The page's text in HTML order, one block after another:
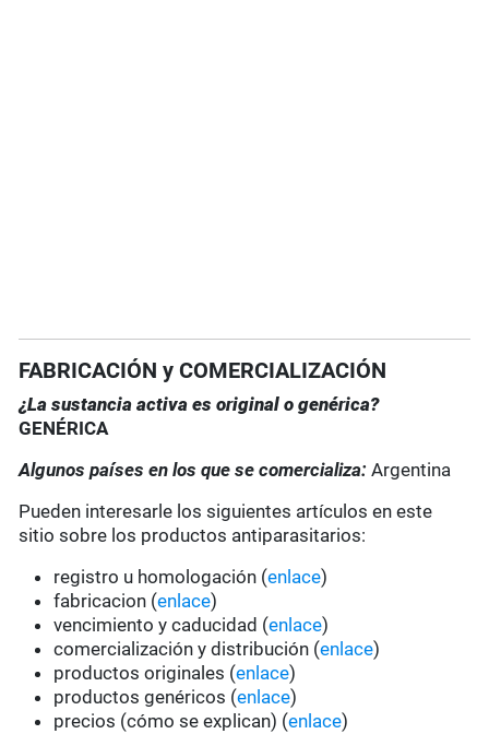
FABRICACIÓN y COMERCIALIZACIÓN
¿La sustancia activa es original o genérica?
GENÉRICA
Algunos países en los que se comercializa:Argentina
Pueden interesarle los siguientes artículos en este
sitio sobre los productos antiparasitarios:
registro u homologación (enlace)
fabricacion (enlace)
vencimiento y caducidad (enlace)
comercialización y distribución (enlace)
productos originales (enlace)
productos genéricos (enlace)
precios (cómo se explican) (enlace)